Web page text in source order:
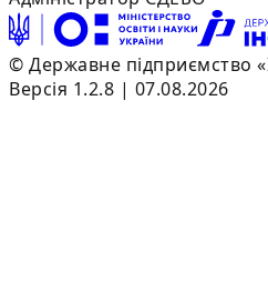
© Державне підприємство
Версія 1.2.8 | 07.08.2026